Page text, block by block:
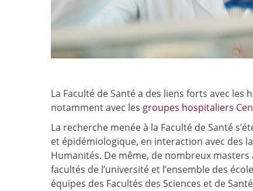
La Faculté de Santé a des liens forts avec les
notamment avec les groupes hospitaliers
La recherche menée à la Faculté de Santé
et épidémiologique, en interaction avec des
Humanités. De même, de nombreux
facultés de l’université et l’ensemble des
équipes des Facultés des Sciences et de